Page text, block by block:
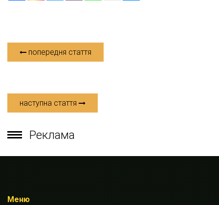
попередня стаття
наступна стаття
Реклама
Меню